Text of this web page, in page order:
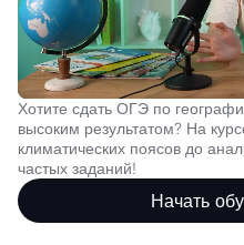
Хотите сдать ОГЭ по
высоким результатом? На
климатических поясов до
частых заданий!
Начать